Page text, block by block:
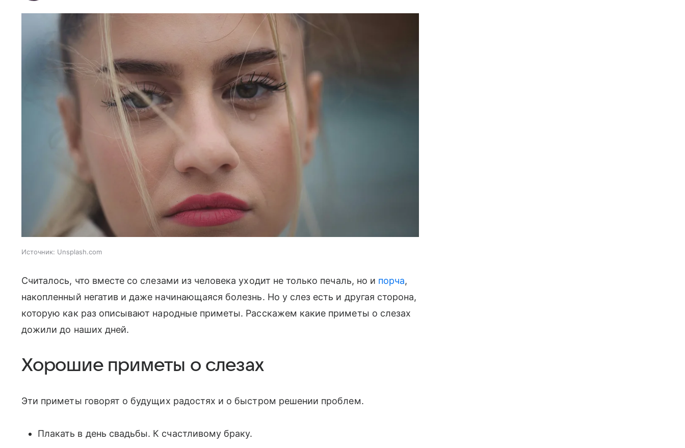
Источник: Unsplash.com
Считалось, что вместе со слезами из человека уходит не только печаль, но и порча,
накопленный негатив и даже начинающаяся болезнь. Но у слез есть и другая сторона,
которую как раз описывают народные приметы. Расскажем какие приметы о слезах
дожили до наших дней.
Хорошие приметы о слезах
Эти приметы говорят о будущих радостях и о быстром решении проблем.
Плакать в день свадьбы. К счастливому браку.